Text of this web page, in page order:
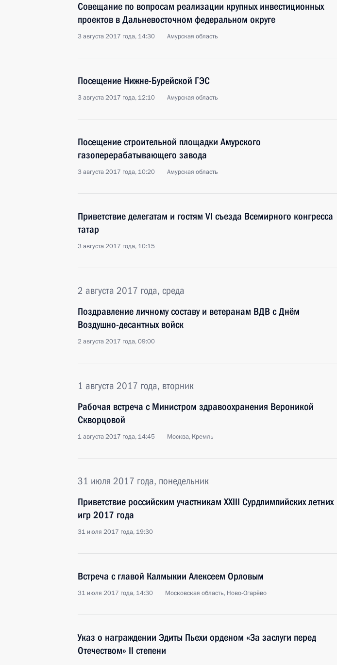
Совещание по вопросам реализации крупных инвестиционных
проектов в Дальневосточном федеральном округе
3 августа 2017 года, 14:30 Амурская область
Посещение Нижне-Бурейской ГЭС
3 августа 2017 года, 12:10 Амурская область
Посещение строительной площадки Амурского
газоперерабатывающего завода
3 августа 2017 года, 10:20 Амурская область
Приветствие делегатам и гостям VI съезда Всемирного конгресса
татар
3 августа 2017 года, 10:15
2 августа 2017 года, среда
Поздравление личному составу и ветеранам ВДВ с Днём
Воздушно-десантных войск
2 августа 2017 года, 09:00
1 августа 2017 года, вторник
Рабочая встреча с Министром здравоохранения Вероникой
Скворцовой
1 августа 2017 года, 14:45 Москва, Кремль
31 июля 2017 года, понедельник
Приветствие российским участникам XXIII Сурдлимпийских летних
игр 2017 года
31 июля 2017 года, 19:30
Встреча с главой Калмыкии Алексеем Орловым
31 июля 2017 года, 14:30 Московская область, Ново-Огарёво
Указ о награждении Эдиты Пьехи орденом «За заслуги перед
Отечеством» II степени